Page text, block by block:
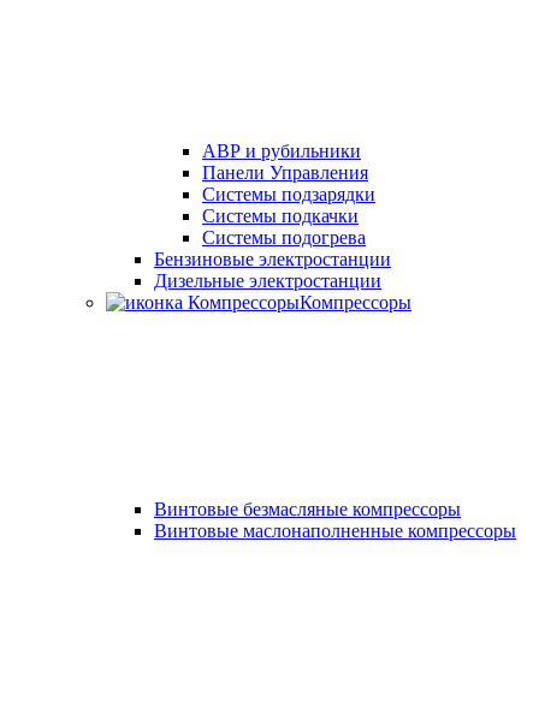
АВР и рубильники
Панели Управления
Системы подзарядки
Системы подкачки
Системы подогрева
Бензиновые электростанции
Дизельные электростанции
Компрессоры
Винтовые безмасляные компрессоры
Винтовые маслонаполненные компрессоры